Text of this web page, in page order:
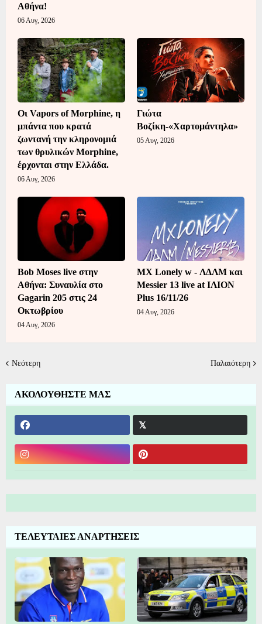
Αθήνα!
06 Αυγ, 2026
Οι Vapors of Morphine, η
μπάντα που κρατά
ζωντανή την κληρονομιά
των θρυλικών Morphine,
έρχονται στην Ελλάδα.
06 Αυγ, 2026
Γιώτα
Βοζίκη-«Χαρτομάντηλα»
05 Αυγ, 2026
Bob Moses live στην
Αθήνα: Συναυλία στο
Gagarin 205 στις 24
Οκτωβρίου
04 Αυγ, 2026
MX Lonely w - ΛΔΛΜ και
Messier 13 live at ΙΛΙΟΝ
Plus 16/11/26
04 Αυγ, 2026
Νεότερη Παλαιότερη
ΑΚΟΛΟΥΘΗΣΤΕ ΜΑΣ
ΤΕΛΕΥΤΑΙΕΣ ΑΝΑΡΤΗΣΕΙΣ